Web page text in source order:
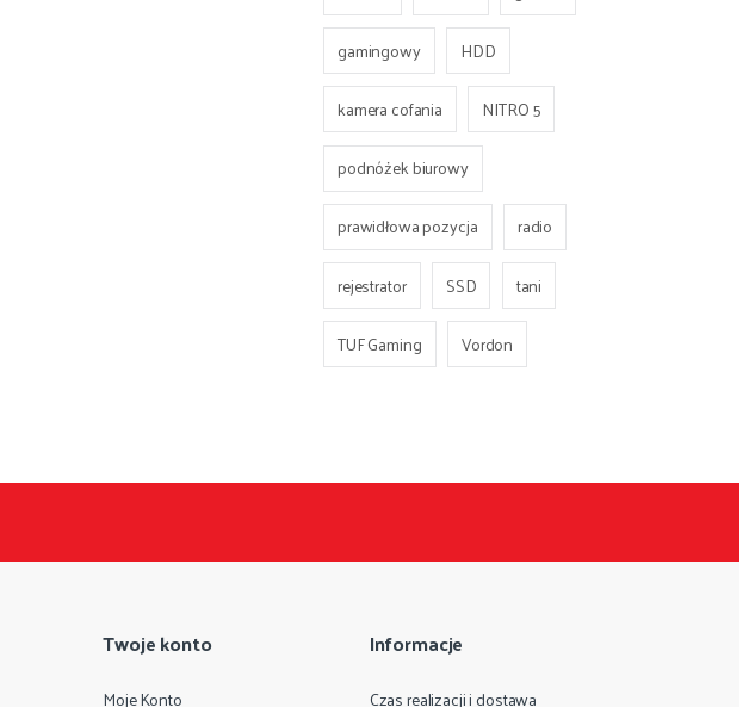
gamingowy
HDD
kamera cofania
NITRO 5
podnóżek biurowy
prawidłowa pozycja
radio
rejestrator
SSD
tani
TUF Gaming
Vordon
Twoje konto
Moje Konto
Informacje
Czas realizacji i dostawa